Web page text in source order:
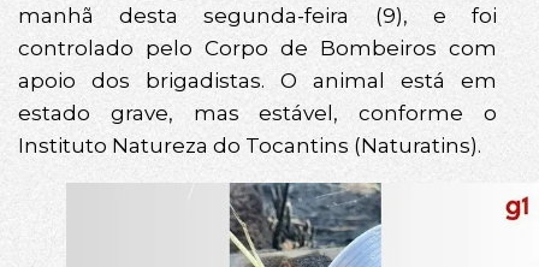
manhã desta segunda-feira (9), e foi
controlado pelo Corpo de Bombeiros com
apoio dos brigadistas. O animal está em
estado grave, mas estável, conforme o
Instituto Natureza do Tocantins (Naturatins).